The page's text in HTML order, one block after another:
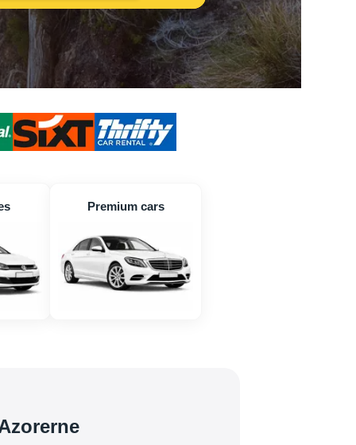
Premium cars